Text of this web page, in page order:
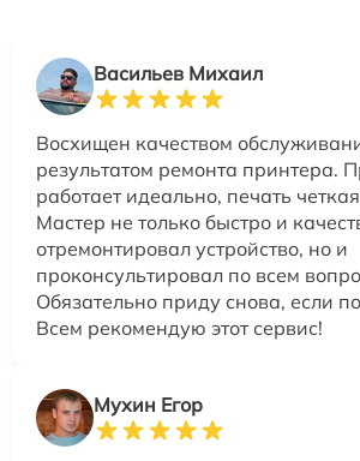
Васильев Михаил
Восхищен качеством
результатом ремонта принтера.
работает идеально, печать
Мастер не только быстро и
отремонтировал устройство, но и
проконсультировал по всем
Обязательно приду снова, если
Всем рекомендую этот сервис!
Мухин Егор